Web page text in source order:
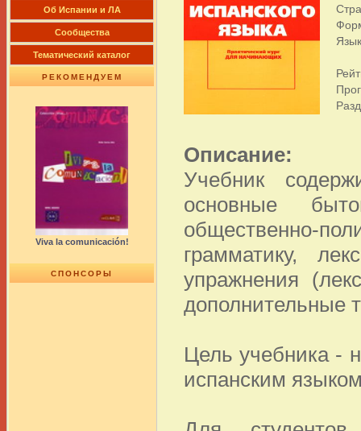
Об Испании и ЛА
Сообщества
Тематический каталог
РЕКОМЕНДУЕМ
Viva la comunicación!
СПОНСОРЫ
Описание:
Учебник
основные
общественно-
грамматику,
упражнения
дополнительные
Цель учебника -
испанским